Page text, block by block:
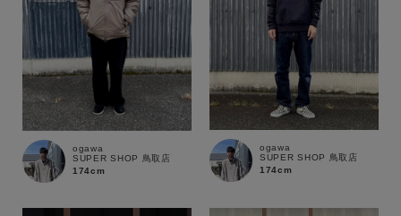
ogawa
SUPER SHOP 鳥取店
174cm
ogawa
SUPER SHOP 鳥取店
174cm